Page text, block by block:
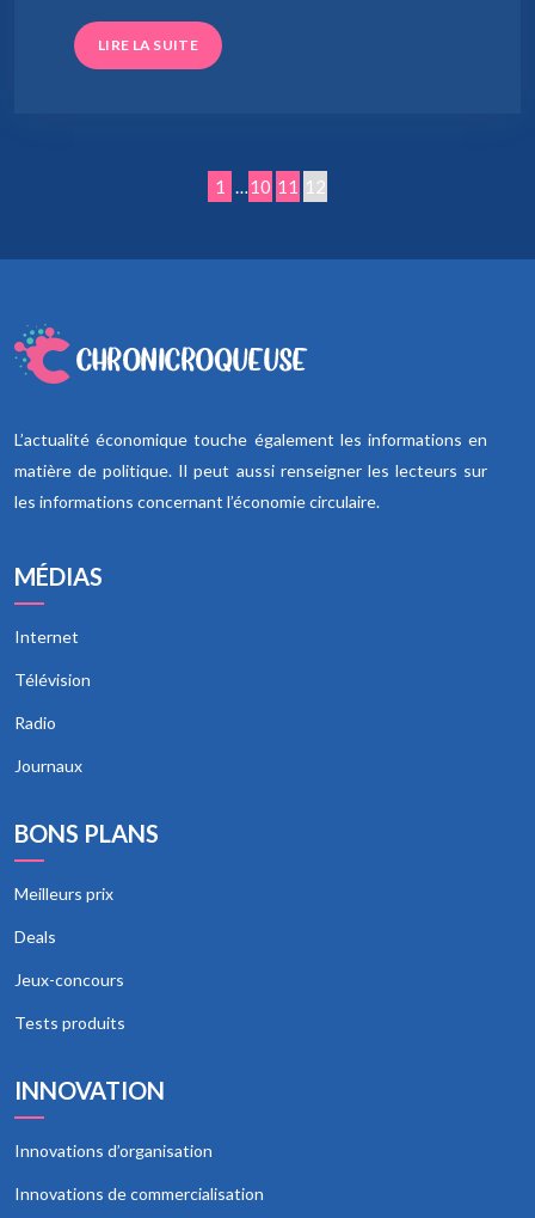
LIRE LA SUITE
1 …10 11 12
L’actualité économique touche également les informations en
matière de politique. Il peut aussi renseigner les lecteurs sur
les informations concernant l’économie circulaire.
MÉDIAS
Internet
Télévision
Radio
Journaux
BONS PLANS
Meilleurs prix
Deals
Jeux-concours
Tests produits
INNOVATION
Innovations d’organisation
Innovations de commercialisation